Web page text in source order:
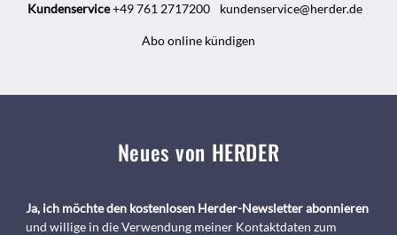
Kundenservice+49 761 2717200 kundenservice@herder.de
Abo online kündigen
Neues von HERDER
Ja, ich möchte den kostenlosen Herder-Newsletter abonnieren
und willige in die Verwendung meiner Kontaktdaten zum